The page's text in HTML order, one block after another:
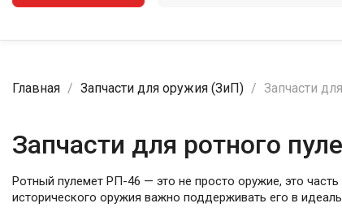
Главная Запчасти для оружия (ЗиП) Запчасти
Запчасти для ротного
Ротный пулемет РП-46 — это не просто оружие, это
исторического оружия важно поддерживать его в